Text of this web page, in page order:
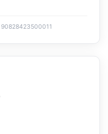
90828423500011